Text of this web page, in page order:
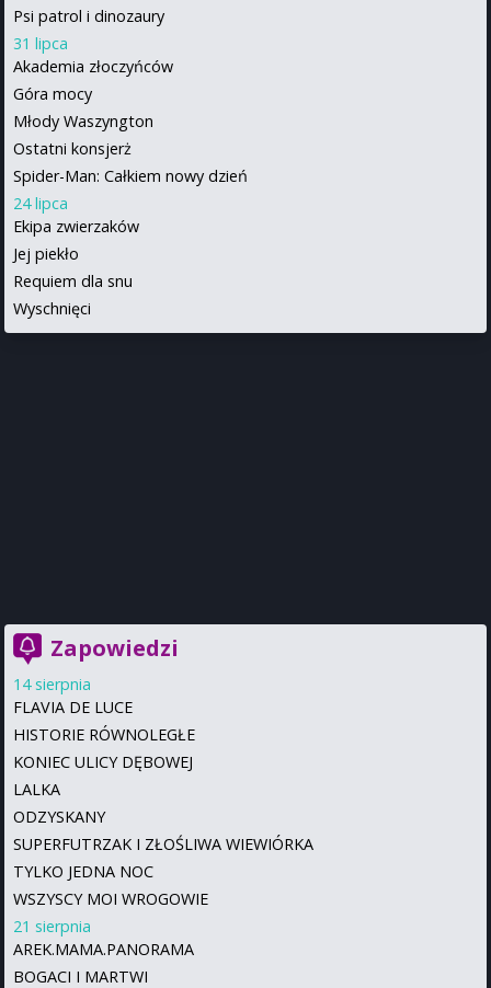
Psi patrol i dinozaury
31 lipca
Akademia złoczyńców
Góra mocy
Młody Waszyngton
Ostatni konsjerż
Spider-Man: Całkiem nowy dzień
24 lipca
Ekipa zwierzaków
Jej piekło
Requiem dla snu
Wyschnięci
Zapowiedzi
14 sierpnia
FLAVIA DE LUCE
HISTORIE RÓWNOLEGŁE
KONIEC ULICY DĘBOWEJ
LALKA
ODZYSKANY
SUPERFUTRZAK I ZŁOŚLIWA WIEWIÓRKA
TYLKO JEDNA NOC
WSZYSCY MOI WROGOWIE
21 sierpnia
AREK.MAMA.PANORAMA
BOGACI I MARTWI